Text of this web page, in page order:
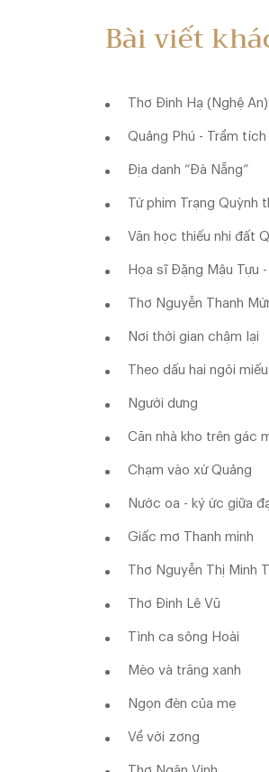
Bài viết
Thơ Đinh Hạ (Nghệ An)
Quảng Phú - Trầm
Địa danh “Đà Nẵng”
Từ phim Trạng Quỳnh
Văn học thiếu nhi đất
Họa sĩ Đặng Mậu Tựu
Thơ Nguyễn Thanh
Nơi thời gian chậm lại
Theo dấu hai ngôi
Người dưng
Căn nhà kho trên gác
Chạm vào xứ Quảng
Nước oa - ký ức giữa
Giấc mơ Thanh minh
Thơ Nguyễn Thị Minh
Thơ Đinh Lê Vũ
Tình ca sông Hoài
Mèo và trăng xanh
Ngọn đèn của mẹ
Về với zơng